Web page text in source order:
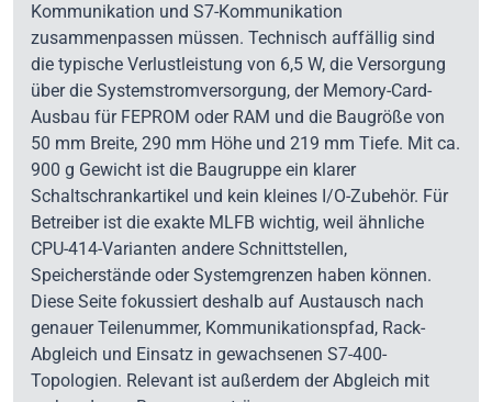
Kommunikation und S7-Kommunikation
zusammenpassen müssen. Technisch auffällig sind
die typische Verlustleistung von 6,5 W, die Versorgung
über die Systemstromversorgung, der Memory-Card-
Ausbau für FEPROM oder RAM und die Baugröße von
50 mm Breite, 290 mm Höhe und 219 mm Tiefe. Mit ca.
900 g Gewicht ist die Baugruppe ein klarer
Schaltschrankartikel und kein kleines I/O-Zubehör. Für
Betreiber ist die exakte MLFB wichtig, weil ähnliche
CPU-414-Varianten andere Schnittstellen,
Speicherstände oder Systemgrenzen haben können.
Diese Seite fokussiert deshalb auf Austausch nach
genauer Teilenummer, Kommunikationspfad, Rack-
Abgleich und Einsatz in gewachsenen S7-400-
Topologien. Relevant ist außerdem der Abgleich mit